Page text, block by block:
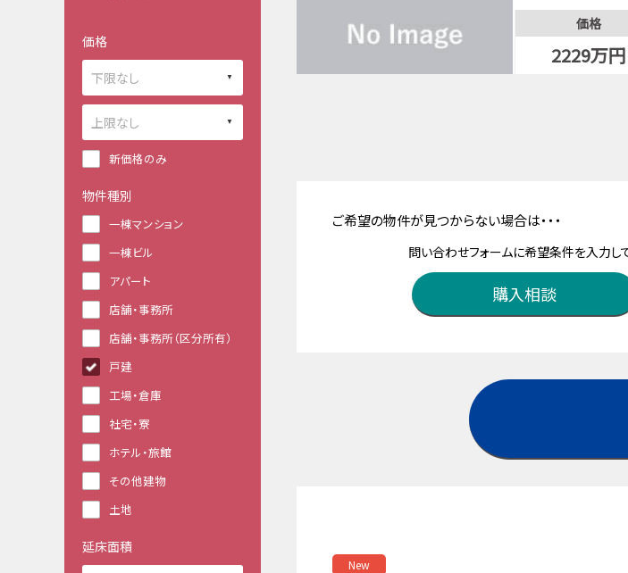
価格
2229万円
ご希望の物件が見つからない場合は・・・
問い合わせフォームに希望条件を入力し
購入相談
New
価格
新価格のみ
物件種別
一棟マンション
一棟ビル
アパート
店舗・事務所
店舗・事務所（区分所有）
戸建
工場・倉庫
社宅・寮
ホテル・旅館
その他建物
土地
延床面積